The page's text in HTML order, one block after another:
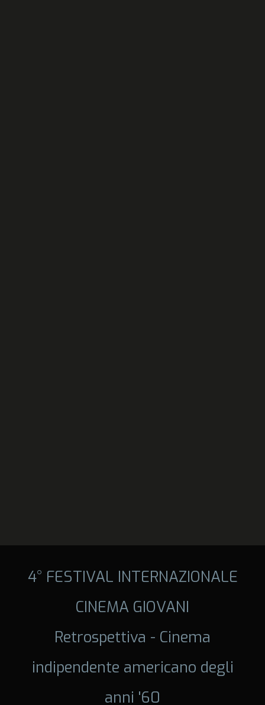
4° FESTIVAL INTERNAZIONALE
CINEMA GIOVANI
Retrospettiva - Cinema
indipendente americano degli
anni '60